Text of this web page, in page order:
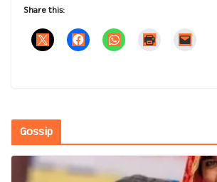
Share this:
Gossip